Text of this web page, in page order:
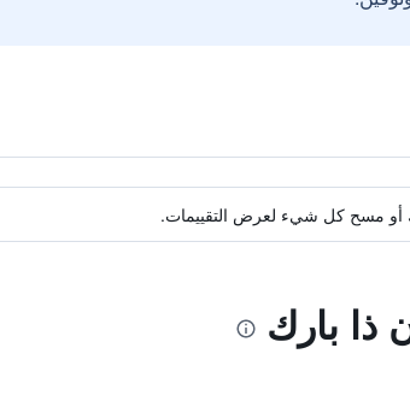
أو مسح كل شيء لعرض التقييمات.
ذا بارك